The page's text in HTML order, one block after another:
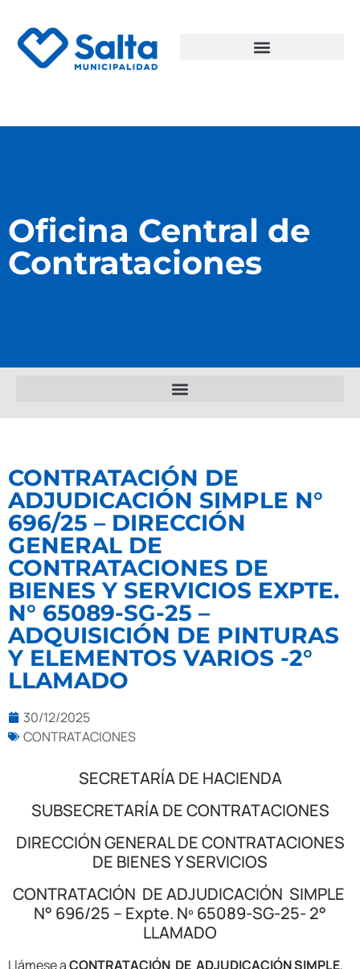
Oficina Central de
Contrataciones
CONTRATACIÓN DE
ADJUDICACIÓN SIMPLE N°
696/25 – DIRECCIÓN
GENERAL DE
CONTRATACIONES DE
BIENES Y SERVICIOS EXPTE.
N° 65089-SG-25 –
ADQUISICIÓN DE PINTURAS
Y ELEMENTOS VARIOS -2°
LLAMADO
30/12/2025
CONTRATACIONES
SECRETARÍA DE HACIENDA
SUBSECRETARÍA DE CONTRATACIONES
DIRECCIÓN GENERAL DE CONTRATACIONES
DE BIENES Y SERVICIOS
CONTRATACIÓN DE ADJUDICACIÓN SIMPLE
N° 696/25 – Expte. Nº 65089-SG-25- 2°
LLAMADO
Llámese aCONTRATACIÓN DE ADJUDICACIÓN SIMPLE,